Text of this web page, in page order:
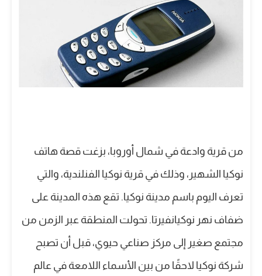
من قرية وادعة في شمال أوروبا، بزغت قصة هاتف
نوكيا الشهير، وذلك في قرية نوكيا الفنلندية، والتي
تعرف اليوم باسم مدينة نوكيا. تقع هذه المدينة على
ضفاف نهر نوكيانفيرتا. تحولت المنطقة عبر الزمن من
مجتمع صغير إلى مركز صناعي حيوي، قبل أن تصبح
شركة نوكيا لاحقًا من بين الأسماء اللامعة في عالم